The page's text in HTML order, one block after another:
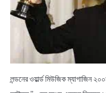
লন্ডনের ওয়ার্ল্ড মিউজিক ম্যাগাজিন